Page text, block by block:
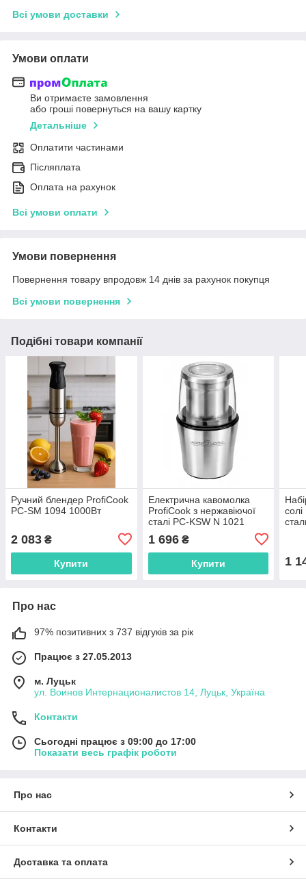
Всі умови доставки
Умови оплати
Ви отримаєте замовлення
або гроші повернуться на вашу картку
Детальніше
Оплатити частинами
Післяплата
Оплата на рахунок
Всі умови оплати
Умови повернення
Повернення товару впродовж 14 днів за рахунок покупця
Всі умови повернення
Подібні товари компанії
Ручний блендер ProfiCook
PC-SM 1094 1000Вт
2 083 ₴
Купити
Електрична кавомолка
ProfiCook з нержавіючої
сталі PC-KSW N 1021
1 696₴
Купити 1
Про нас
97% позитивних з 737 відгуків за рік
Працює з 27.05.2013
м. Луцьк
ул. Воинов Интернационалистов 14, Луцьк, Україна
Контакти
Сьогодні працює з 09:00 до 17:00
Показати весь графік роботи
Про нас
Контакти
Доставка та оплата